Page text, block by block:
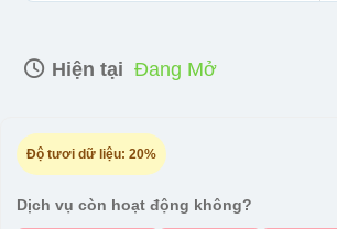
Hiện tại Đang Mở
Độ tươi dữ liệu: 20%
Dịch vụ còn hoạt động không?